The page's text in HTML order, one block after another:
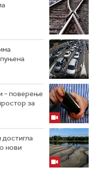
– поверење
за
нови